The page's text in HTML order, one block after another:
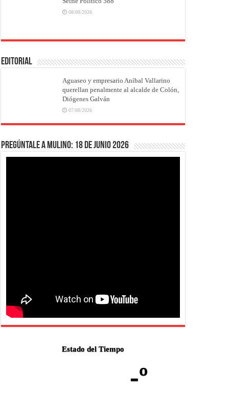
08/08/2026
EDITORIAL
Aguaseo y empresario Aníbal Vallarino
querellan penalmente al alcalde de Colón,
Diógenes Galván
07/08/2026
Pregúntale a Mulino: 18 de junio 2026
Estado del Tiempo
-º